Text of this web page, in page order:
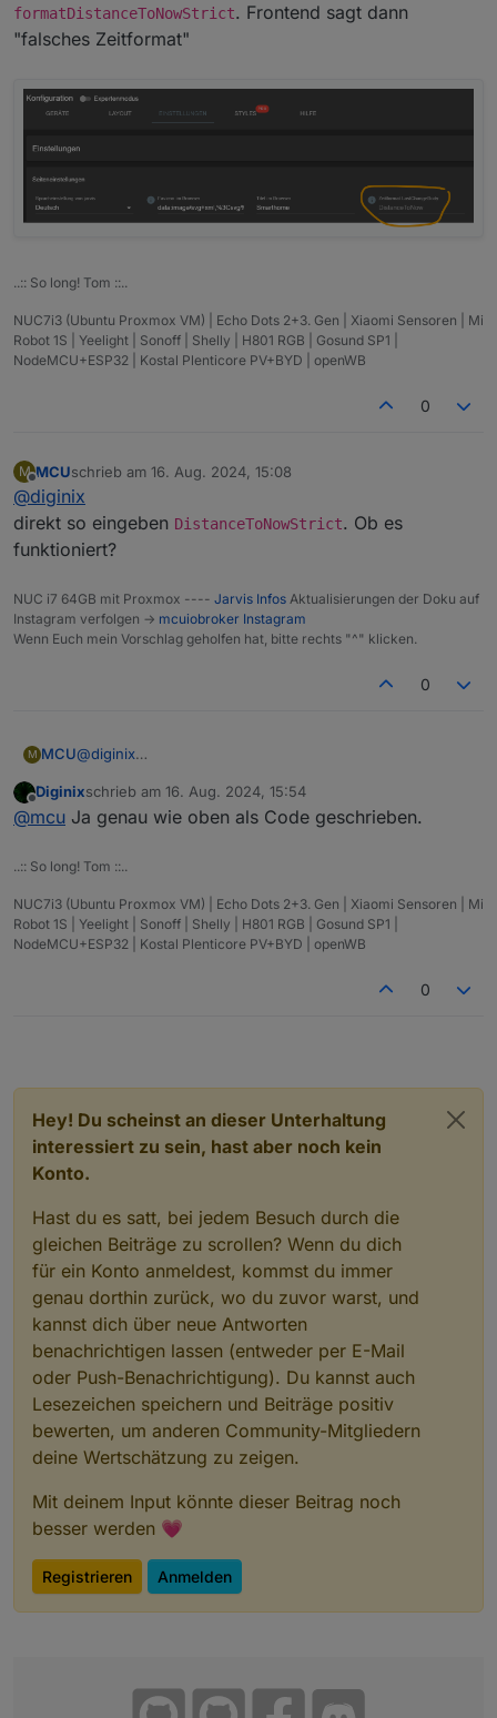
formatDistanceToNowStrict. Frontend sagt dann
"falsches Zeitformat"
..:: So long! Tom ::..
NUC7i3 (Ubuntu Proxmox VM) | Echo Dots 2+3. Gen | Xiaomi Sensoren | Mi
Robot 1S | Yeelight | Sonoff | Shelly | H801 RGB | Gosund SP1 |
NodeMCU+ESP32 | Kostal Plenticore PV+BYD | openWB
0
M
Offline
MCUschrieb am 16. Aug. 2024, 15:08
zuletzt editiert von
@diginix
direkt so eingeben DistanceToNowStrict. Ob es
funktioniert?
NUC i7 64GB mit Proxmox ---- Jarvis Infos Aktualisierungen der Doku auf
Instagram verfolgen -> mcuiobroker Instagram
Wenn Euch mein Vorschlag geholfen hat, bitte rechts "^" klicken.
0
M MCU@diginix
funktioniert?
Diginixschrieb am 16. Aug. 2024, 15:54
zuletzt editiert von
@mcu Ja genau wie oben als Code geschrieben.
..:: So long! Tom ::..
NUC7i3 (Ubuntu Proxmox VM) | Echo Dots 2+3. Gen | Xiaomi Sensoren | Mi
Robot 1S | Yeelight | Sonoff | Shelly | H801 RGB | Gosund SP1 |
NodeMCU+ESP32 | Kostal Plenticore PV+BYD | openWB
0
Hey! Du scheinst an dieser Unterhaltung
interessiert zu sein, hast aber noch kein
Konto.
Hast du es satt, bei jedem Besuch durch die
gleichen Beiträge zu scrollen? Wenn du dich
für ein Konto anmeldest, kommst du immer
genau dorthin zurück, wo du zuvor warst, und
kannst dich über neue Antworten
benachrichtigen lassen (entweder per E-Mail
oder Push-Benachrichtigung). Du kannst auch
Lesezeichen speichern und Beiträge positiv
bewerten, um anderen Community-Mitgliedern
deine Wertschätzung zu zeigen.
Mit deinem Input könnte dieser Beitrag noch
besser werden 💗
Registrieren Anmelden